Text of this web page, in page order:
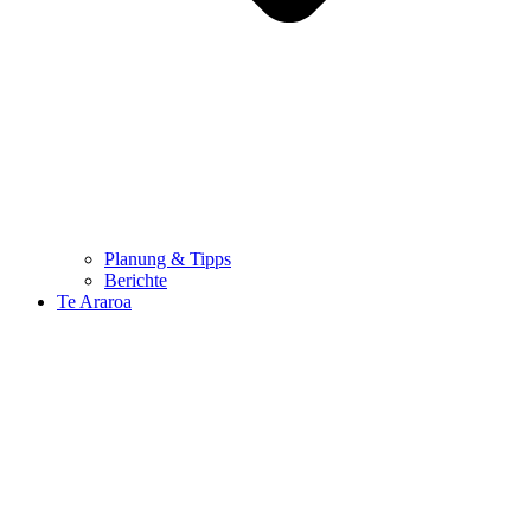
Planung & Tipps
Berichte
Te Araroa